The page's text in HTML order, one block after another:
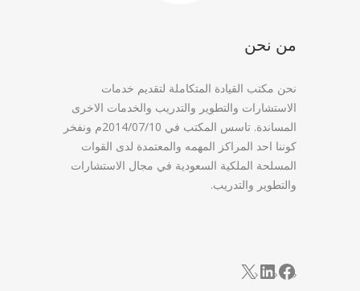
من نحن
نحن مكتب القيادة المتكاملة لتقديم خدمات
الاستشارات والتطوير والتدريب والخدمات الاخرى
المساندة. تاسس المكتب في 2014/07/10م ونفخر
كوننا احد المراكز المهمه والمعتمدة لدى القوات
المسلحة الملكية السعودية في مجال الاستشارات
والتطوير والتدريب.
Facebook
LinkedIn
X